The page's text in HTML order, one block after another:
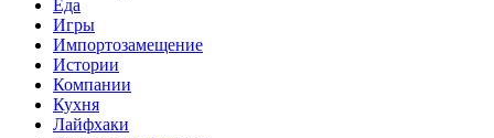
Еда
Игры
Импортозамещение
Истории
Компании
Кухня
Лайфхаки